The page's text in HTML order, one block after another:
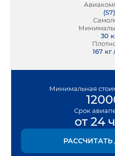
(S7)
30
167 кг
Минимальная
Срок
от 24